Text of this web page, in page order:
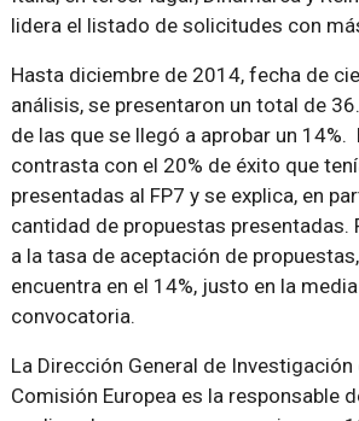
lidera el listado de solicitudes con
Hasta diciembre de 2014, fecha de
análisis, se presentaron un total de
de las que se llegó a aprobar un 14%.
contrasta con el 20% de éxito que
presentadas al FP7 y se explica, en
cantidad de propuestas presentadas.
a la tasa de aceptación de
encuentra en el 14%, justo en la
convocatoria.
La Dirección General de
Comisión Europea es la responsable